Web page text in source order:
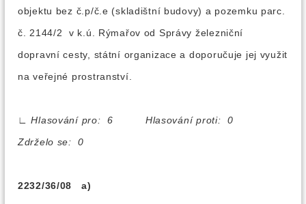
objektu bez č.p/č.e (skladištní budovy) a pozemku parc.
č. 2144/2 v k.ú. Rýmařov od Správy železniční
dopravní cesty, státní organizace a doporučuje jej využit
na veřejné prostranství.
∟
Hlasování pro: 6 Hlasování proti: 0
Zdrželo se: 0
2232/36/08 a)